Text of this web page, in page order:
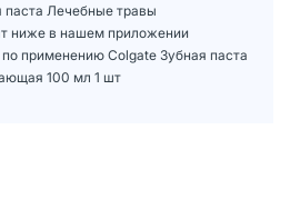
паста Лечебные травы
ниже в нашем приложении
применению Colgate Зубная паста
100 мл 1 шт